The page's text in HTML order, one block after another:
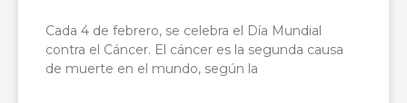
Cada 4 de febrero, se celebra el Día Mundial
contra el Cáncer. El cáncer es la segunda causa
de muerte en el mundo, según la